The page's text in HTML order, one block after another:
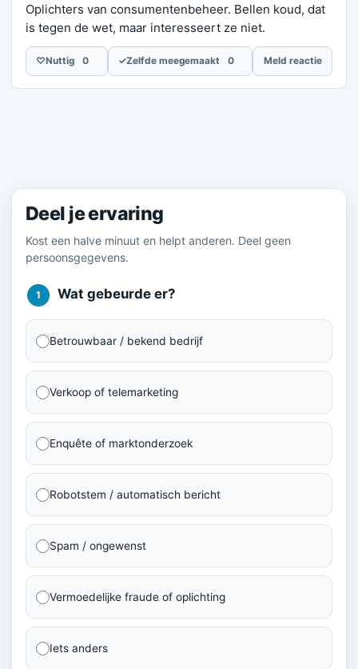
Oplichters van consumentenbeheer. Bellen koud, dat
is tegen de wet, maar interesseert ze niet.
♡Nuttig 0 ✓Zelfde meegemaakt 0 Meld reactie
Deel je ervaring
Kost een halve minuut en helpt anderen. Deel geen
persoonsgegevens.
1 Wat gebeurde er?
Betrouwbaar / bekend bedrijf
Verkoop of telemarketing
Enquête of marktonderzoek
Robotstem / automatisch bericht
Spam / ongewenst
Vermoedelijke fraude of oplichting
Iets anders